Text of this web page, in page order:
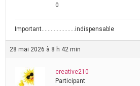
0
Important………………….indispensable
28 mai 2026 à 8 h 42 min
creative210
Participant